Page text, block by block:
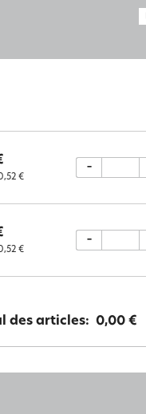
€
-
€
-
des articles: 0,00 €